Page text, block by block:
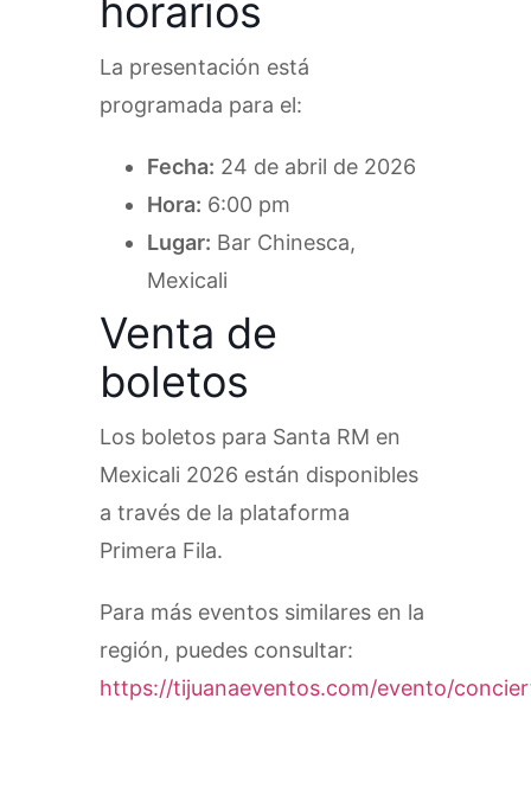
horarios
La presentación está
programada para el:
Fecha: 24 de abril de 2026
Hora: 6:00 pm
Lugar: Bar Chinesca,
Mexicali
Venta de
boletos
Los boletos para Santa RM en
Mexicali 2026 están disponibles
a través de la plataforma
Primera Fila.
Para más eventos similares en la
región, puedes consultar:
https://tijuanaeventos.com/evento/